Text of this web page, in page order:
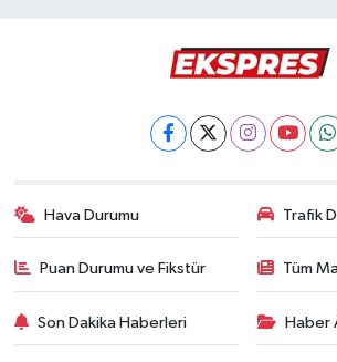
Hava Durumu Trafik
Puan Durumu ve Fikstür Tüm
Son Dakika Haberleri Haber